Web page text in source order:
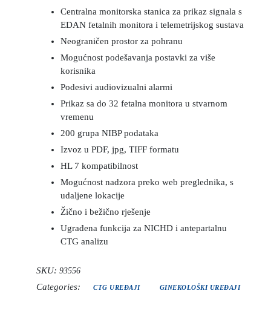
Centralna monitorska stanica za prikaz signala s
EDAN fetalnih monitora i telemetrijskog sustava
Neograničen prostor za pohranu
Mogućnost podešavanja postavki za više
korisnika
Podesivi audiovizualni alarmi
Prikaz sa do 32 fetalna monitora u stvarnom
vremenu
200 grupa NIBP podataka
Izvoz u PDF, jpg, TIFF formatu
HL 7 kompatibilnost
Mogućnost nadzora preko web preglednika, s
udaljene lokacije
Žično i bežično rješenje
Ugrađena funkcija za NICHD i antepartalnu
CTG analizu
SKU: 93556
Categories: CTG UREĐAJI GINEKOLOŠKI UREĐAJI